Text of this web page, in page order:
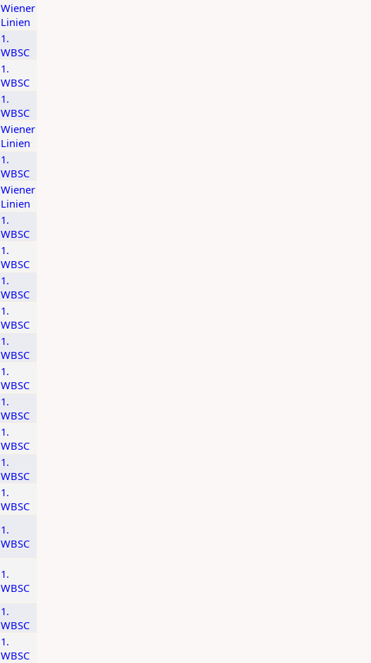
Wiener
Linien
1.
WBSC
1.
WBSC
1.
WBSC
Wiener
Linien
1.
WBSC
Wiener
Linien
1.
WBSC
1.
WBSC
1.
WBSC
1.
WBSC
1.
WBSC
1.
WBSC
1.
WBSC
1.
WBSC
1.
WBSC
1.
WBSC
1.
WBSC
1.
WBSC
1.
WBSC
1.
WBSC